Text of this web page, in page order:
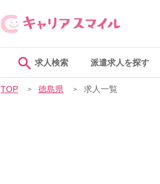
求人検索 派遣求人を探す
TOP 徳島県 求人一覧